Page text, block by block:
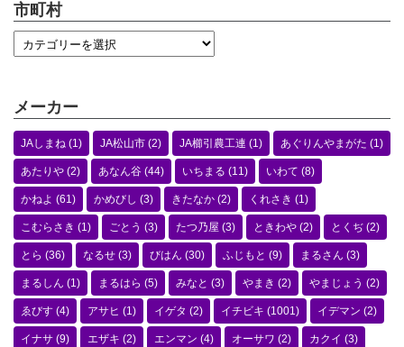
市町村
メーカー
JAしまね (1) JA松山市 (2) JA櫛引農工連 (1) あぐりんやまがた (1)
あたりや (2) あなん谷 (44) いちまる (11) いわて (8)
かねよ (61) かめびし (3) きたなか (2) くれさき (1)
こむらさき (1) ごとう (3) たつ乃屋 (3) ときわや (2) とくぢ (2)
とら (36) なるせ (3) びはん (30) ふじもと (9) まるさん (3)
まるしん (1) まるはら (5) みなと (3) やまき (2) やまじょう (2)
ゑびす (4) アサヒ (1) イゲタ (2) イチビキ (1001) イデマン (2)
イナサ (9) エザキ (2) エンマン (4) オーサワ (2) カクイ (3)